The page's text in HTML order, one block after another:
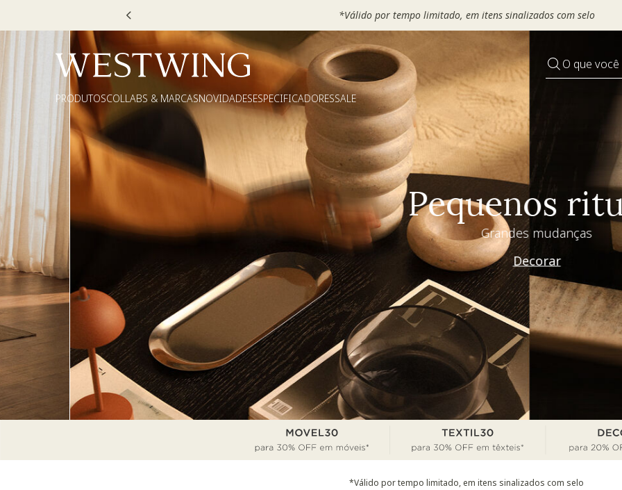
Escolha seu VOUCHER e ganhe até 30% OFF*: useMOVEL30, TEXTIL30 OU
O que
PRODUTOSCOLLABS & MARCASNOVIDADESESPECIFICADORESSALE
Pequenos rituais
Grandes mudanças
Decorar
*Válido por tempo limitado, em itens sinalizados com selo